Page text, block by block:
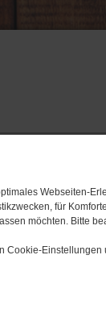
Webseiten-
für
möchten. Bitte
Cookie-Einstellungen